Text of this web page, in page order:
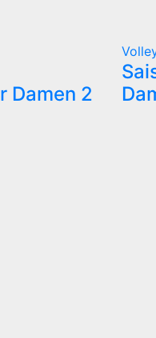
Damen 2